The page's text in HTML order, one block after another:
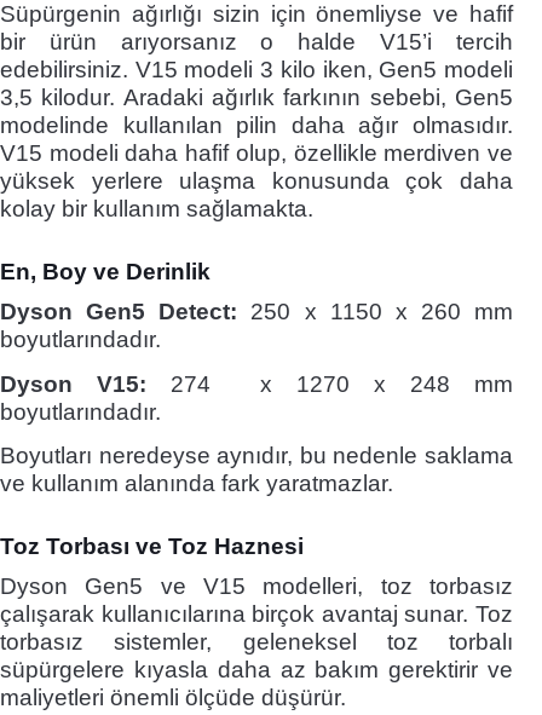
Süpürgenin ağırlığı sizin için önemliyse ve hafif
bir ürün arıyorsanız o halde V15’i tercih
edebilirsiniz. V15 modeli 3 kilo iken, Gen5 modeli
3,5 kilodur. Aradaki ağırlık farkının sebebi, Gen5
modelinde kullanılan pilin daha ağır olmasıdır.
V15 modeli daha hafif olup, özellikle merdiven ve
yüksek yerlere ulaşma konusunda çok daha
kolay bir kullanım sağlamakta.
En, Boy ve Derinlik
Dyson Gen5 Detect: 250 x 1150 x 260 mm
boyutlarındadır.
Dyson V15: 274 x 1270 x 248 mm
boyutlarındadır.
Boyutları neredeyse aynıdır, bu nedenle saklama
ve kullanım alanında fark yaratmazlar.
Toz Torbası ve Toz Haznesi
Dyson Gen5 ve V15 modelleri, toz torbasız
çalışarak kullanıcılarına birçok avantaj sunar. Toz
torbasız sistemler, geleneksel toz torbalı
süpürgelere kıyasla daha az bakım gerektirir ve
maliyetleri önemli ölçüde düşürür.